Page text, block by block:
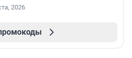
2026